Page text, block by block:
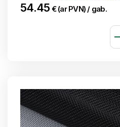
54.45 € (ar PVN) / gab.